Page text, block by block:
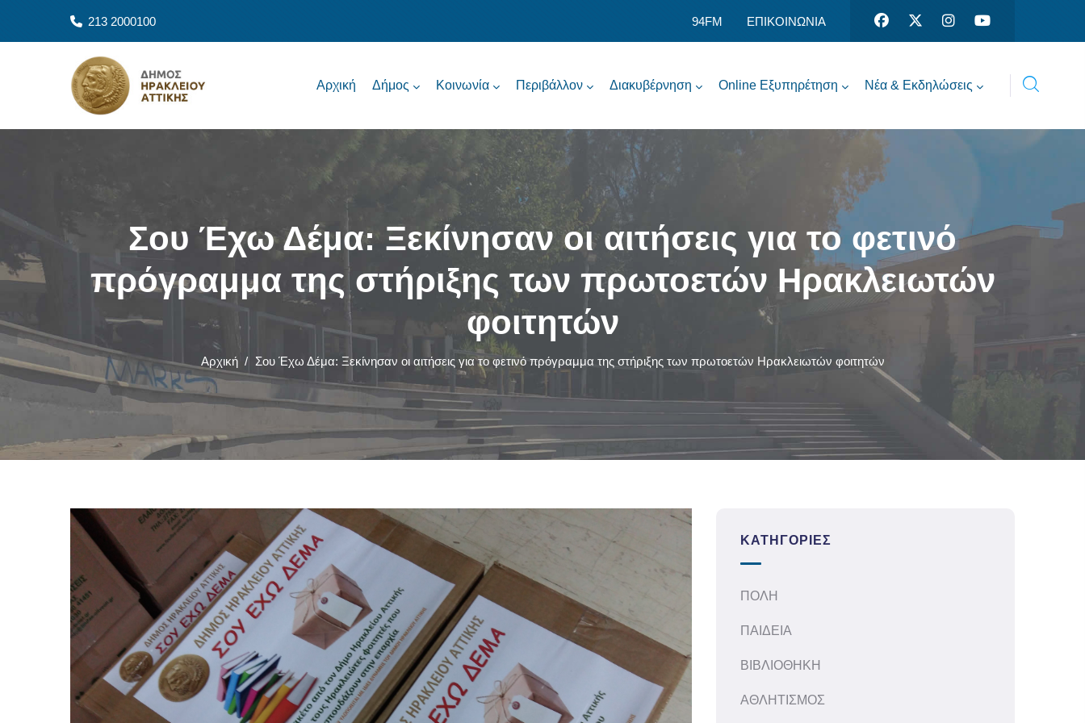
213 2000100 94FM ΕΠΙΚΟΙΝΩΝΙΑ
Αρχική Δήμος Κοινωνία Περιβάλλον Διακυβέρνηση Online Εξυπηρέτηση Νέα & Εκδηλώσεις
Σου Έχω Δέμα: Ξεκίνησαν οι αιτήσεις για το φετινό
πρόγραμμα της στήριξης των πρωτοετών Ηρακλειωτών
φοιτητών
Αρχική / Σου Έχω Δέμα: Ξεκίνησαν οι αιτήσεις για το φετινό πρόγραμμα της στήριξης των πρωτοετών Ηρακλειωτών φοιτητών
ΚΑΤΗΓΟΡΊΕΣ
ΠΟΛΗ
ΠΑΙΔΕΙΑ
ΒΙΒΛΙΟΘΗΚΗ
ΑΘΛΗΤΙΣΜΟΣ